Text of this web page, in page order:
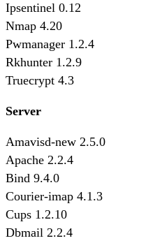
Ipsentinel 0.12
Nmap 4.20
Pwmanager 1.2.4
Rkhunter 1.2.9
Truecrypt 4.3
Server
Amavisd-new 2.5.0
Apache 2.2.4
Bind 9.4.0
Courier-imap 4.1.3
Cups 1.2.10
Dbmail 2.2.4